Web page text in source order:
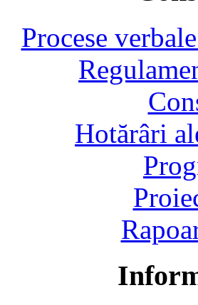
Procese
Hotărâri